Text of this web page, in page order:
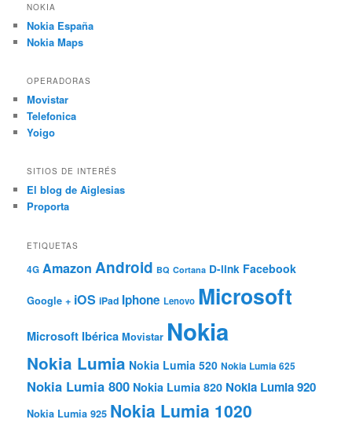
NOKIA
Nokia España
Nokia Maps
OPERADORAS
Movistar
Telefonica
Yoigo
SITIOS DE INTERÉS
El blog de Aiglesias
Proporta
ETIQUETAS
4G Amazon Android BQ Cortana D-link Facebook
Google + iOS iPad Iphone Lenovo Microsoft
Microsoft Ibérica Movistar Nokia
Nokia Lumia Nokia Lumia 520 Nokia Lumia 625
Nokia Lumia 800 Nokia Lumia 820 Nokia Lumia 920
Nokia Lumia 925 Nokia Lumia 1020